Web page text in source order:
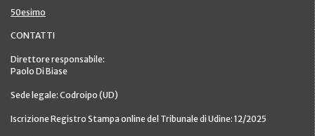
50esimo
CONTATTI
Direttore responsabile:
Paolo Di Biase
Sede legale: Codroipo (UD)
Iscrizione Registro Stampa online del Tribunale di Udine: 12/2025